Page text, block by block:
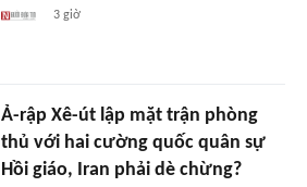
3 giờ
Ả-rập Xê-út lập mặt trận phòng
thủ với hai cường quốc quân sự
Hồi giáo, Iran phải dè chừng?